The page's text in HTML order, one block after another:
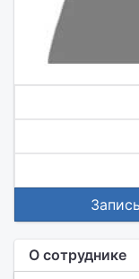
О сотруднике